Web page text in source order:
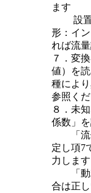
ます
設置形
形：イ
れば流
７．変
値）を
種によ
参照くだ
８．未
係数」を
「流体
定し項7
力します
「動粘
合は正